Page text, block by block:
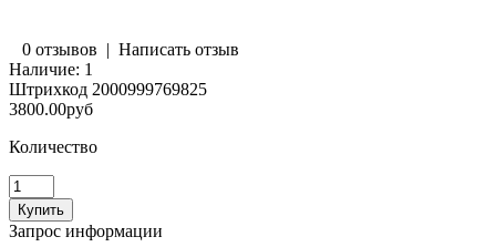
0 отзывов | Написать отзыв
Наличие: 1
Штрихкод 2000999769825
3800.00руб
Количество
Запрос информации